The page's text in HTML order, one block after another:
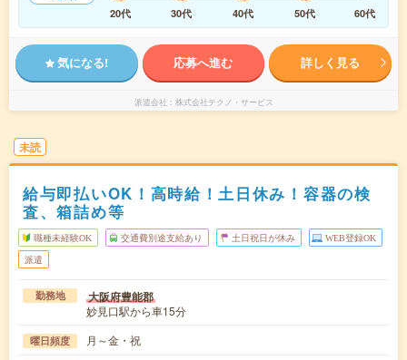
20代
30代 40代 50代 60代
気になる! 応募へ進む 詳しく見る
派遣会社 株式会社テクノ・サービス
未読
給与即払いOK！高時給！土日休み！容器の検
査、箱詰め等
職種未経験OK 交通費別途支給あり 土日祝日が休み WEB登録OK
派遣
勤務地 大阪府豊能郡
妙見口駅から車15分
曜日頻度 月～金・祝